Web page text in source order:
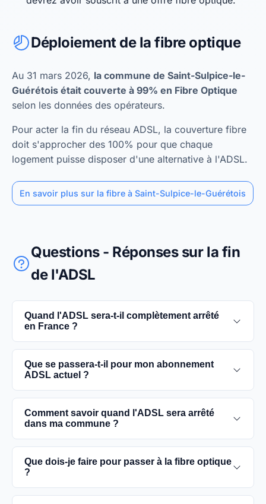
Déploiement de la fibre optique
Au 31 mars 2026, la commune de Saint-Sulpice-le-
Guérétois était couverte à 99% en Fibre Optique
selon les données des opérateurs.
Pour acter la fin du réseau ADSL, la couverture fibre
doit s'approcher des 100% pour que chaque
logement puisse disposer d'une alternative à l'ADSL.
En savoir plus sur la fibre à Saint-Sulpice-le-Guérétois
Questions - Réponses sur la fin
de l'ADSL
Quand l'ADSL sera-t-il complètement arrêté
en France ?
L'extinction complète du réseau ADSL est prévue
pour 2030. D'ici là, les utilisateurs sont
optique, plus rapides et fiables.
Que se passera-t-il pour mon abonnement
ADSL actuel ?
Vous pouvez continuer à utiliser votre
abonnement ADSL jusqu'à la date de fermeture du
conseillé de passer à la fibre optique dès que
possible pour une meilleure qualité de service.
Comment savoir quand l'ADSL sera arrêté
dans ma commune ?
Les dates précises de fermeture de l'ADSL varient
selon les communes. Vous pouvez trouver ces
commune spécifique.
Que dois-je faire pour passer à la fibre optique
?